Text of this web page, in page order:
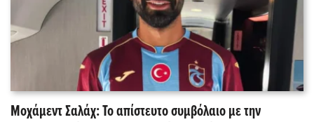
Μοχάμεντ Σαλάχ: Το απίστευτο συμβόλαιο με την